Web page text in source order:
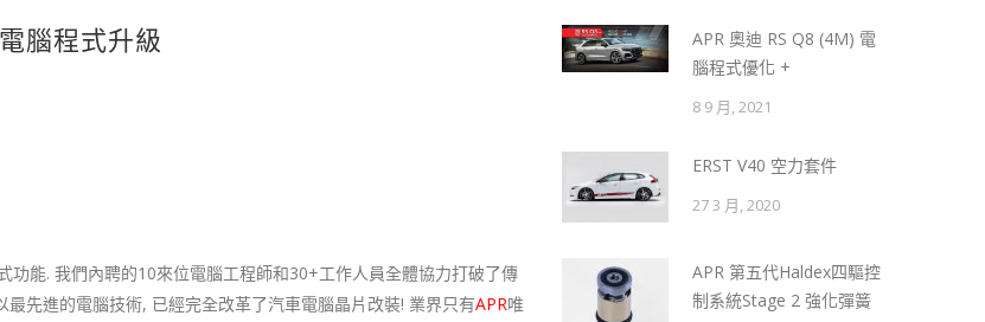
腦程式升級
功能. 我們內聘的10來位電腦工程師和30+工作人員全體協力打破了傳
最先進的電腦技術, 已經完全改革了汽車電腦晶片改裝! 業界只有APR唯
APR 奧迪 RS Q8 (4M) 電
腦程式優化 +
8 9 月, 2021
ERST V40 空力套件
27 3 月, 2020
APR 第五代Haldex四驅控
制系統Stage 2 強化彈簧